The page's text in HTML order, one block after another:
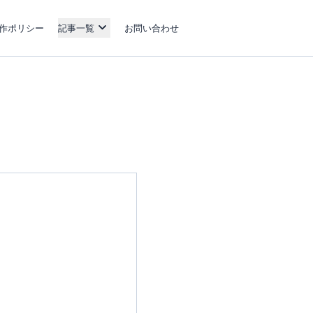
ポリシー 記事一覧 お問い合わせ